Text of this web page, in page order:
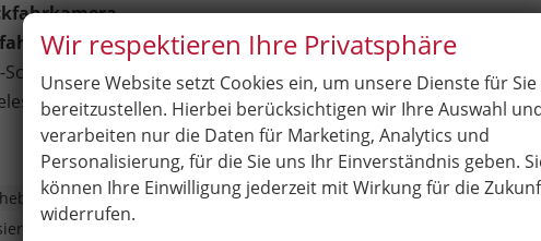
mit LED
Scheinwerfer
Apple CarPlay + Android Auto
Wir respektieren Ihre Privatsphäre
Unsere Website setzt Cookies ein, um unsere Dienste für Sie
bereitzustellen. Hierbei berücksichtigen wir Ihre Auswahl
verarbeiten nur die Daten für Marketing, Analytics und
Personalisierung, für die Sie uns Ihr Einverständnis geben.
können Ihre Einwilligung jederzeit mit Wirkung für die
widerrufen.